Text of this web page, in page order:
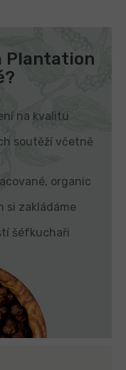
Plantation
na kvalitu
soutěží včetně
organic
si zakládáme
šéfkuchaři